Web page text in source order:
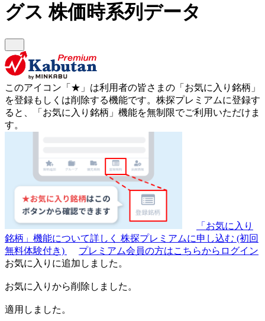
グス株価時系列データ
このアイコン 「★」 は利用者の皆さまの 「お気に入り銘柄」
を登録もしくは削除する機能です。 株探プレミアムに登録す
ると、「お気に入り銘柄」機能を無制限でご利用いただけま
す。
「お気に入り
銘柄」機能について詳しく 株探プレミアムに申し込む (初回
無料体験付き)
プレミアム会員の方はこちらからログイン
お気に入りに追加しました。
お気に入りから削除しました。
適用しました。